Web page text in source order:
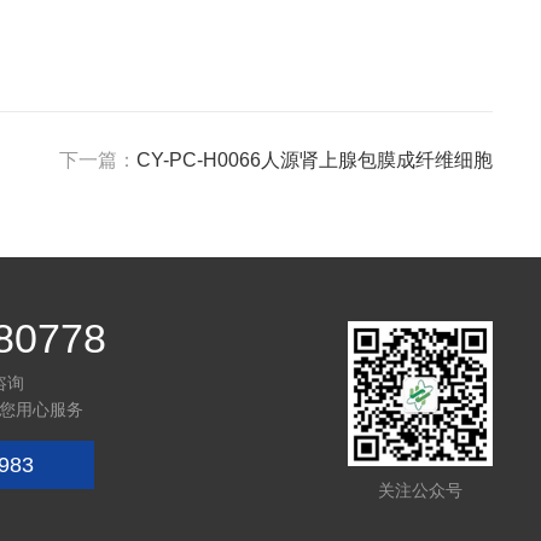
下一篇： CY-PC-H0066人源肾上腺包膜成纤维细胞
询
用心服务
关注公众号